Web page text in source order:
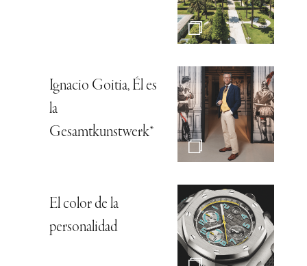
Ignacio Goitia, Él es
la
Gesamtkunstwerk*
El color de la
personalidad